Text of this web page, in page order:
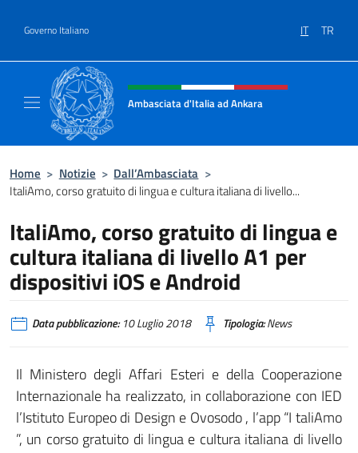
Governo Italiano IT TR
Intestazione sito, social e menù
Ambasciata d'Italia ad Ankara
Home > Notizie > Dall’Ambasciata >
ItaliAmo, corso gratuito di lingua e cultura italiana di livello...
ItaliAmo, corso gratuito di lingua e
cultura italiana di livello A1 per
dispositivi iOS e Android
Data pubblicazione:10 Luglio 2018 Tipologia:News
Il Ministero degli Affari Esteri e della Cooperazione
Internazionale ha realizzato, in collaborazione con IED
l’Istituto Europeo di Design e Ovosodo , l’app “I taliAmo
”, un corso gratuito di lingua e cultura italiana di livello